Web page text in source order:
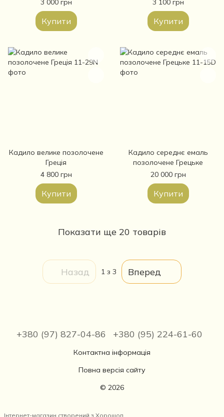
3 000 грн
Купити
3 100 грн
Купити
Кадило велике позолочене
Греція
4 800 грн
Купити
Кадило середнє емаль
позолочене Грецьке
20 000 грн
Купити
Показати ще 20 товарів
Назад 1 з 3 Вперед
+380 (97) 827-04-86 +380 (95) 224-61-60
Контактна інформація
Повна версія сайту
© 2026
Інтернет-магазин створений з Хорошоп